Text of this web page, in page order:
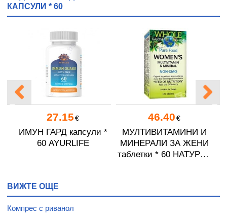
КАПСУЛИ * 60
27.15 €
ИМУН ГАРД капсули *
60 AYURLIFE
46.40 €
МУЛТИВИТАМИНИ И
МИНЕРАЛИ ЗА ЖЕНИ
таблетки * 60 НАТУРАЛ
ВИЖТЕ ОЩЕ
Компрес с риванол